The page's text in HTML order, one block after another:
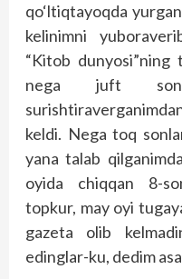
qo‘ltiqtayoqda
kelinimni
“Kitob
nega juft
keldi. Nega toq
yana talab
oyida chiqqan 8-
topkur, may oyi
gazeta olib
edinglar-ku, dedim